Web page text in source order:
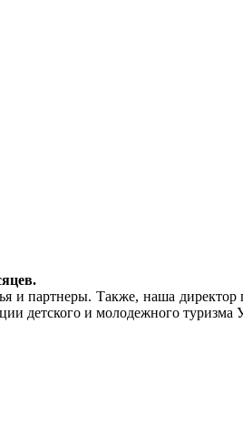
партнеры. Также, наша директор
детского и молодежного туризма